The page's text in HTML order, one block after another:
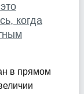
когда
в прямом